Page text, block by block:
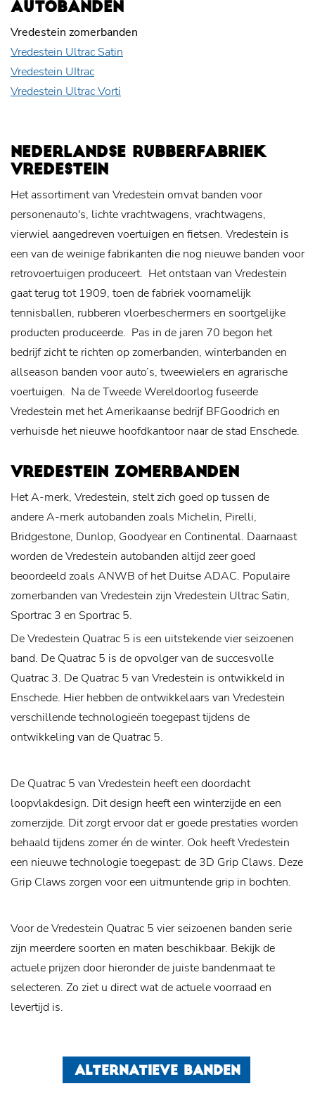
AUTOBANDEN
Vredestein zomerbanden
Vredestein Ultrac Satin
Vredestein UItrac
Vredestein Ultrac Vorti
NEDERLANDSE RUBBERFABRIEK
VREDESTEIN
Het assortiment van Vredestein omvat banden voor
personenauto's, lichte vrachtwagens, vrachtwagens,
vierwiel aangedreven voertuigen en fietsen. Vredestein is
een van de weinige fabrikanten die nog nieuwe banden voor
retrovoertuigen produceert. Het ontstaan van Vredestein
gaat terug tot 1909, toen de fabriek voornamelijk
tennisballen, rubberen vloerbeschermers en soortgelijke
producten produceerde. Pas in de jaren 70 begon het
bedrijf zicht te richten op zomerbanden, winterbanden en
allseason banden voor auto’s, tweewielers en agrarische
voertuigen. Na de Tweede Wereldoorlog fuseerde
Vredestein met het Amerikaanse bedrijf BFGoodrich en
verhuisde het nieuwe hoofdkantoor naar de stad Enschede.
VREDESTEIN ZOMERBANDEN
Het A-merk, Vredestein, stelt zich goed op tussen de
andere A-merk autobanden zoals Michelin, Pirelli,
Bridgestone, Dunlop, Goodyear en Continental. Daarnaast
worden de Vredestein autobanden altijd zeer goed
beoordeeld zoals ANWB of het Duitse ADAC. Populaire
zomerbanden van Vredestein zijn Vredestein Ultrac Satin,
Sportrac 3 en Sportrac 5.
De Vredestein Quatrac 5 is een uitstekende vier seizoenen
band. De Quatrac 5 is de opvolger van de succesvolle
Quatrac 3. De Quatrac 5 van Vredestein is ontwikkeld in
Enschede. Hier hebben de ontwikkelaars van Vredestein
verschillende technologieën toegepast tijdens de
ontwikkeling van de Quatrac 5.
De Quatrac 5 van Vredestein heeft een doordacht
loopvlakdesign. Dit design heeft een winterzijde en een
zomerzijde. Dit zorgt ervoor dat er goede prestaties worden
behaald tijdens zomer én de winter. Ook heeft Vredestein
een nieuwe technologie toegepast: de 3D Grip Claws. Deze
Grip Claws zorgen voor een uitmuntende grip in bochten.
Voor de Vredestein Quatrac 5 vier seizoenen banden serie
zijn meerdere soorten en maten beschikbaar. Bekijk de
actuele prijzen door hieronder de juiste bandenmaat te
selecteren. Zo ziet u direct wat de actuele voorraad en
levertijd is.
ALTERNATIEVE BANDEN